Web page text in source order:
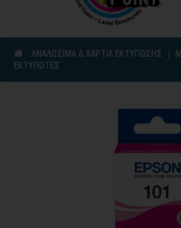
Εκτυπωτικά Μηχανήματα
Είδη γραφικής ύλης
ΑΝΑΛΩΣΙΜΑ & ΧΑΡΤΙΑ ΕΚΤΥΠΩΣΗΣ
ΕΚΤΥΠΩΤΈΣ